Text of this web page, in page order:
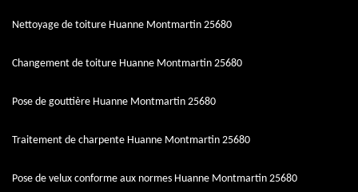
Nettoyage de toiture Huanne Montmartin 25680
Changement de toiture Huanne Montmartin 25680
Pose de gouttière Huanne Montmartin 25680
Traitement de charpente Huanne Montmartin 25680
Pose de velux conforme aux normes Huanne Montmartin 25680